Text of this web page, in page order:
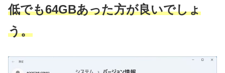
低でも64GBあった方が良いでしょ
う。